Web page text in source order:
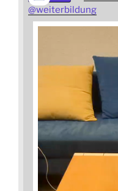
@weiterbildung